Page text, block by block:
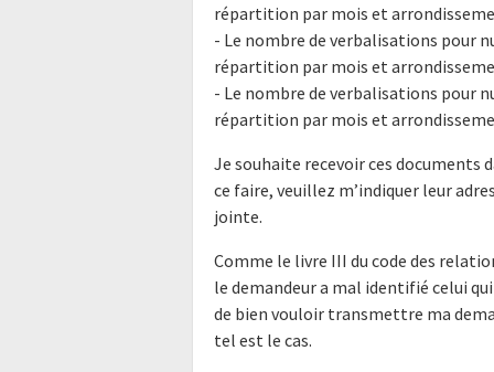
répartition par mois et
- Le nombre de verbalisations pour
répartition par mois et
- Le nombre de verbalisations pour
répartition par mois et
Je souhaite recevoir ces
ce faire, veuillez m’indiquer leur
jointe.
Comme le livre III du code des
le demandeur a mal identifié celui
de bien vouloir transmettre ma
tel est le cas.